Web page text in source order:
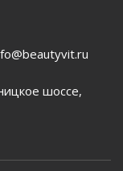
шоссе,